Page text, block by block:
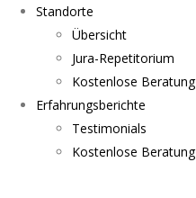
Standorte
Übersicht
Jura-Repetitorium
Kostenlose Beratung
Erfahrungsberichte
Testimonials
Kostenlose Beratung